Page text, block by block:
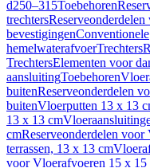
d250–315Toebehoren
trechters
bevestigingenConventionele
hemelwaterafvoerTrechters
TrechtersElementen voor
aansluitingToebehoren
buitenReserveonderdelen
buitenVloerputten 13 x 13
13 x 13 cm
cmReserveonderdelen
terrassen, 13 x 13 cm
voor Vloerafvoeren 15 x 15